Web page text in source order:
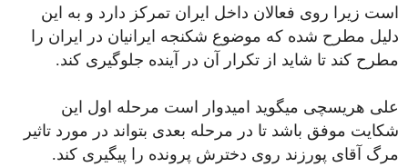
است زیرا روی فعالان داخل ایران تمرکز دارد و به این
دلیل مطرح شده که موضوع شکنجه ایرانیان در ایران را
مطرح کند تا شاید از تکرار آن در آینده جلوگیری کند.
علی هریسچی می‎گوید امیدوار است مرحله اول این
شکایت موفق باشد تا در مرحله بعدی بتواند در مورد تاثیر
مرگ آقای پورزند روی دخترش پرونده را پیگیری کند.